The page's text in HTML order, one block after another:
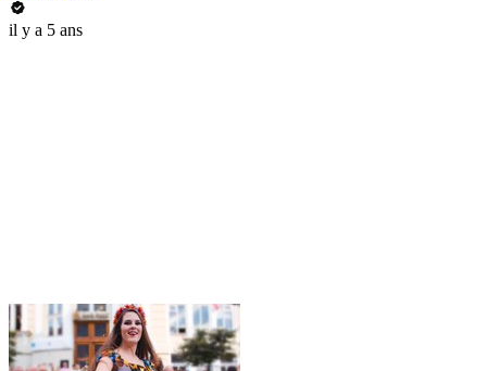
il y a 5 ans